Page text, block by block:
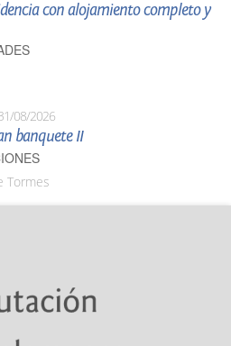
con alojamiento completo y
08/2026
banquete II
Tormes